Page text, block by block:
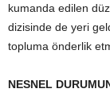
kumanda edilen
dizisinde de yeri
topluma önderlik
NESNEL